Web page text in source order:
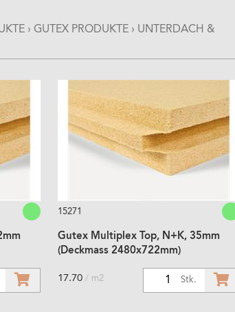
› GUTEX PRODUKTE › UNTERDACH &
15271
Gutex Multiplex Top, N+K, 35mm
(Deckmass 2480x722mm)
Stk.
17.70 / m2